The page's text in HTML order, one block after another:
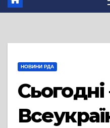
НОВИНИ РДА
Сьогодні